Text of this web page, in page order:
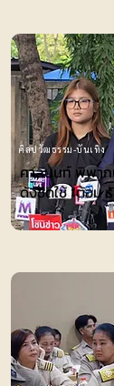
ศิลปวัฒธรรม-บันเทิง
ศาลนนท์ พิพาก
ดังชดใช้ ”ต้อม